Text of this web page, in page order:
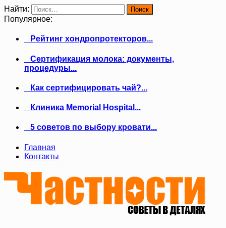
Найти:
Популярное:
Рейтинг хондропротекторов...
Сертификация молока: документы,
процедуры...
Как сертифицировать чай?...
Клиника Memorial Hospital...
5 советов по выбору кровати...
Главная
Контакты